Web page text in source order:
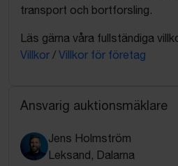
transport och bortforsling.
Läs gärna våra fullständiga
Villkor / Villkor för företag
Ansvarig auktionsmäklare
Jens Holmström
Leksand, Dalarna